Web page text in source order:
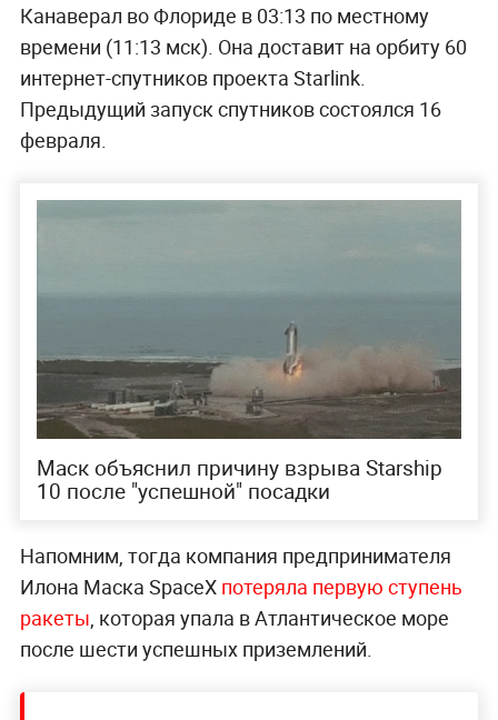
Канаверал во Флориде в 03:13 по местному
времени (11:13 мск). Она доставит на орбиту 60
интернет-спутников проекта Starlink.
Предыдущий запуск спутников состоялся 16
февраля.
Маск объяснил причину взрыва Starship
10 после "успешной" посадки
Напомним, тогда компания предпринимателя
Илона Маска SpaceX потеряла первую ступень
ракеты , которая упала в Атлантическое море
после шести успешных приземлений.